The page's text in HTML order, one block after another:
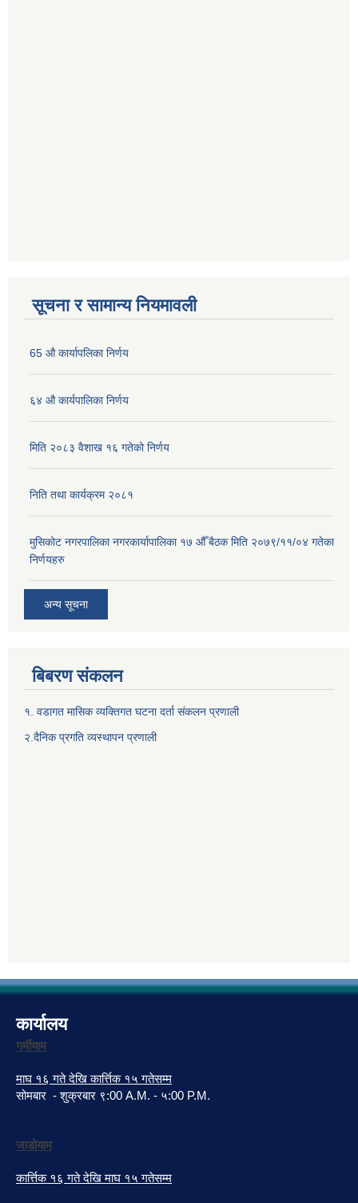
सूचना र सामान्य नियमावली
65 औ कार्यापलिका निर्णय
६४ औ कार्यपालिका निर्णय
मिति २०८३ वैशाख १६ गतेको निर्णय
निति तथा कार्यक्रम २०८१
मुसिकोट नगरपालिका नगरकार्यापालिका १७ औँ बैठक मिति २०७९/११/०४ गतेका
निर्णयहरु
अन्य सूचना
बिबरण संकलन
१. वडागत मासिक व्यक्तिगत घटना दर्ता संकलन प्रणाली
२.दैनिक प्रगति व्यस्थापन प्रणाली
कार्यालय
गर्मीयाम
माघ १६ गते देखि कार्त्तिक १५ गतेसम्म
सोमबार - शुक्रबार ९:00 A.M. - ५:00 P.M.
जाडोयाम
कार्त्तिक १६ गते देखि माघ १५ गतेसम्म